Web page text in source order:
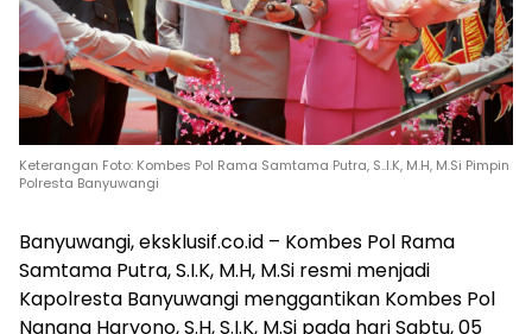
Keterangan Foto: Kombes Pol Rama Samtama Putra, S..I.K, M.H, M.Si Pimpin
Polresta Banyuwangi
Banyuwangi, eksklusif.co.id – Kombes Pol Rama
Samtama Putra, S.I.K, M.H, M.Si resmi menjadi
Kapolresta Banyuwangi menggantikan Kombes Pol
Nanang Haryono, S.H, S.I.K, M.Si pada hari Sabtu, 05